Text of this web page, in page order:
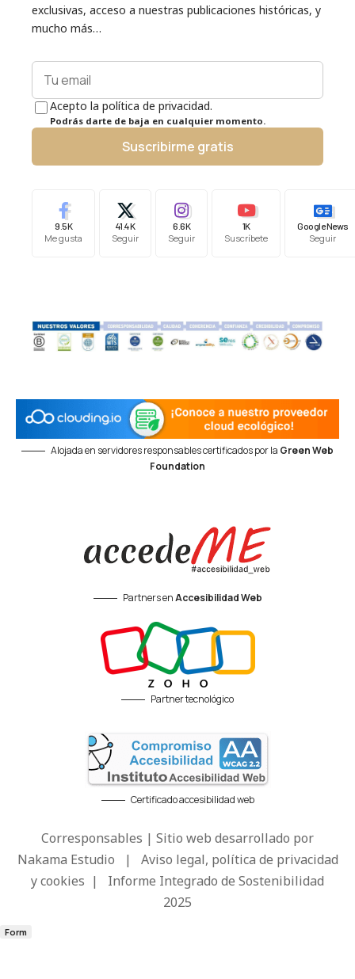
exclusivas, acceso a nuestras publicaciones históricas, y
mucho más…
Acepto la política de privacidad.
Podrás darte de baja en cualquier momento.
Suscribirme gratis
9.5K
Me gusta
41.4K
Seguir
6.6K
Seguir
1K
Suscríbete
Google News
Seguir
Alojada en servidores responsables certificados por la Green Web
Foundation
Partners enAccesibilidad Web
Partner tecnológico
Certificado accesibilidad web
Corresponsables | Sitio web desarrollado por
Nakama Estudio | Aviso legal, política de privacidad
y cookies | Informe Integrado de Sostenibilidad
2025
Form